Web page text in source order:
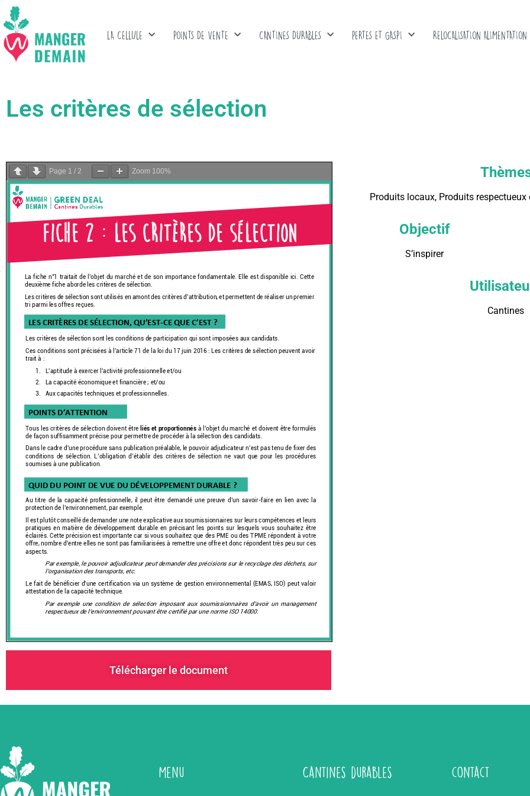
LA CELLULE POINTS DE VENTE CANTINES DURABLES PERTES ET GASPI RELOCALISATION ALIMENTATION
Les critères de sélection
Page 1 / 2 Zoom 100%
Télécharger le document
Produits locaux, Produits
Objectif
S’inspirer
Cantines
Menu Cantines durables contact